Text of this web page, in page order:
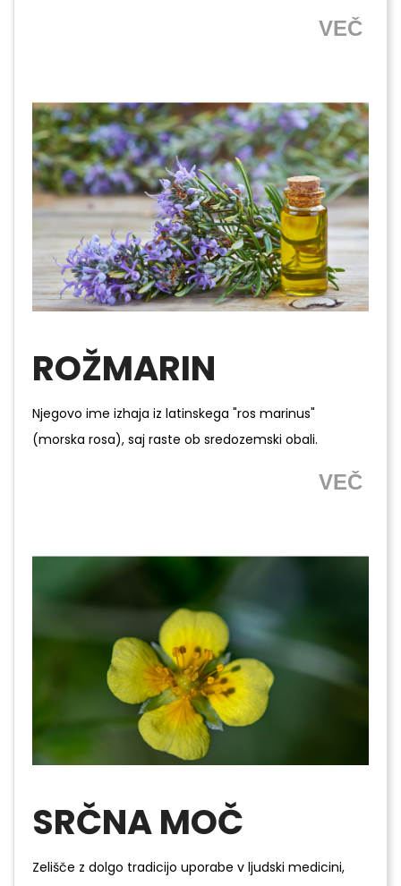
VEČ
ROŽMARIN
Njegovo ime izhaja iz latinskega "ros marinus"
(morska rosa), saj raste ob sredozemski obali.
VEČ
SRČNA MOČ
Zelišče z dolgo tradicijo uporabe v ljudski medicini,